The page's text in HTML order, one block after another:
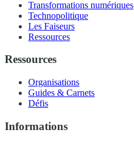
Transformations numériques
Technopolitique
Les Faiseurs
Ressources
Ressources
Organisations
Guides & Carnets
Défis
Informations